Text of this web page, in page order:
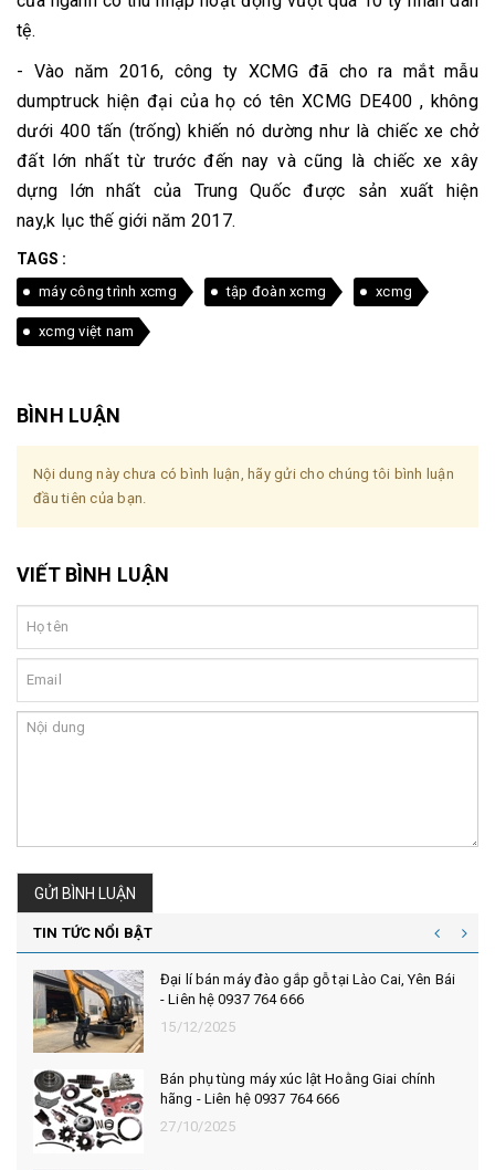
tệ.
- Vào năm 2016, công ty XCMG đã cho ra mắt mẫu
dumptruck hiện đại của họ có tên XCMG DE400 , không
dưới 400 tấn (trống) khiến nó dường như là chiếc xe chở
đất lớn nhất từ ​​trước đến nay và cũng là chiếc xe xây
dựng lớn nhất của Trung Quốc được sản xuất hiện
nay,k lục thế giới năm 2017.
TAGS :
máy công trình xcmg tập đoàn xcmg xcmg
xcmg việt nam
BÌNH LUẬN
Nội dung này chưa có bình luận, hãy gửi cho chúng tôi bình luận
đầu tiên của bạn.
VIẾT BÌNH LUẬN
GỬI BÌNH LUẬN
TIN TỨC NỔI BẬT
Đại lí bán máy đào gắp gỗ tại Lào Cai, Yên Bái
- Liên hệ 0937 764 666
15/12/2025
Bán phụ tùng máy xúc lật Hoằng Giai chính
hãng - Liên hệ 0937 764 666
27/10/2025